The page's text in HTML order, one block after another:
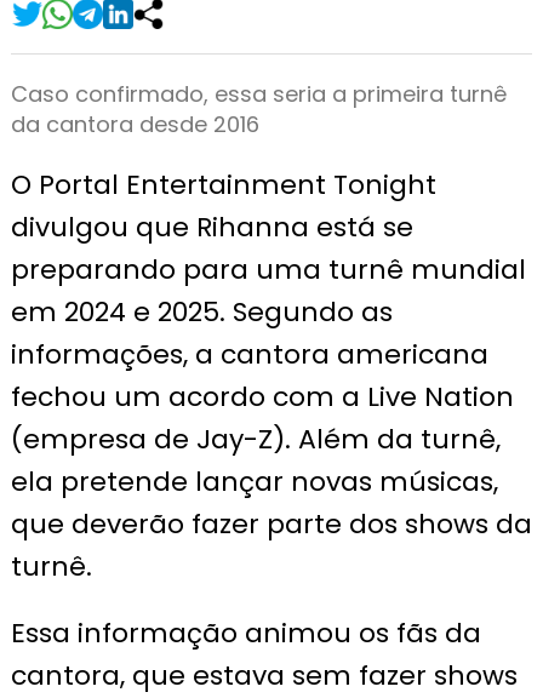
Caso confirmado, essa seria a primeira turnê
da cantora desde 2016
O Portal Entertainment Tonight
divulgou que Rihanna está se
preparando para uma turnê mundial
em 2024 e 2025. Segundo as
informações, a cantora americana
fechou um acordo com a Live Nation
(empresa de Jay-Z). Além da turnê,
ela pretende lançar novas músicas,
que deverão fazer parte dos shows da
turnê.
Essa informação animou os fãs da
cantora, que estava sem fazer shows